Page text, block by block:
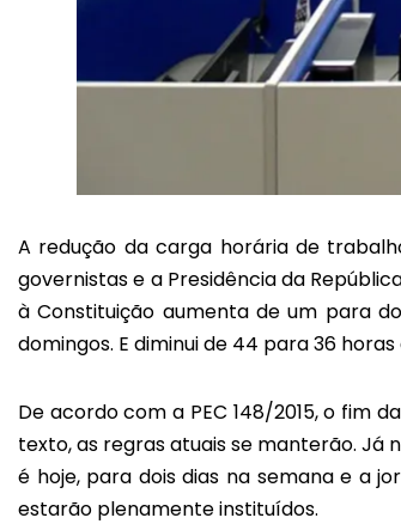
A redução da carga horária de
governistas e a Presidência da
à Constituição aumenta de um para
domingos. E diminui de 44 para 36
De acordo com a PEC 148/2015, o fim
texto, as regras atuais se manterão. Já
é hoje, para dois dias na semana e a
estarão plenamente instituídos.